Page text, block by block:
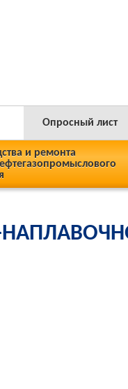
Опросный лист
и ремонта